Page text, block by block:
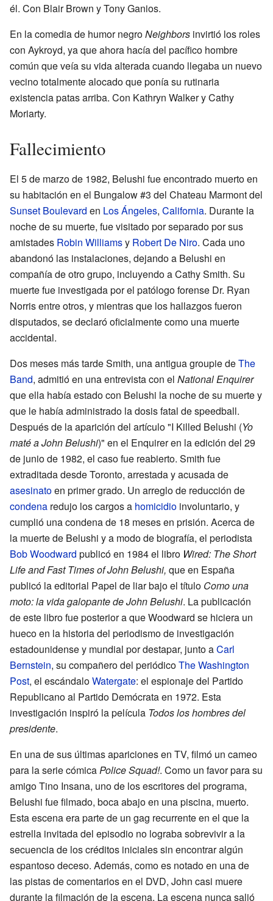
él. Con Blair Brown y Tony Ganios.
En la comedia de humor negroNeighbors invirtió los roles
con Aykroyd, ya que ahora hacía del pacífico hombre
común que veía su vida alterada cuando llegaba un nuevo
vecino totalmente alocado que ponía su rutinaria
existencia patas arriba. Con Kathryn Walker y Cathy
Moriarty.
Fallecimiento
El 5 de marzo de 1982, Belushi fue encontrado muerto en
su habitación en el Bungalow #3 del Chateau Marmont del
Sunset Boulevard en Los Ángeles, California. Durante la
noche de su muerte, fue visitado por separado por sus
amistades Robin Williamsy Robert De Niro. Cada uno
abandonó las instalaciones, dejando a Belushi en
compañía de otro grupo, incluyendo a Cathy Smith. Su
muerte fue investigada por el patólogo forense Dr. Ryan
Norris entre otros, y mientras que los hallazgos fueron
disputados, se declaró oficialmente como una muerte
accidental.
Dos meses más tarde Smith, una antigua groupie deThe
Band, admitió en una entrevista con el National Enquirer
que ella había estado con Belushi la noche de su muerte y
que le había administrado la dosis fatal de speedball.
Después de la aparición del artículo "I Killed Belushi (Yo
maté a John Belushi)" en el Enquirer en la edición del 29
de junio de 1982, el caso fue reabierto. Smith fue
extraditada desde Toronto, arrestada y acusada de
asesinatoen primer grado. Un arreglo de reducción de
condena redujo los cargos a homicidio involuntario, y
cumplió una condena de 18 meses en prisión. Acerca de
la muerte de Belushi y a modo de biografía, el periodista
Bob Woodward publicó en 1984 el libro Wired: The Short
Life and Fast Times of John Belushi, que en España
publicó la editorial Papel de liar bajo el título Como una
moto: la vida galopante de John Belushi. La publicación
de este libro fue posterior a que Woodward se hiciera un
hueco en la historia del periodismo de investigación
estadounidense y mundial por destapar, junto aCarl
Bernstein, su compañero del periódicoThe Washington
Post, el escándaloWatergate: el espionaje del Partido
Republicano al Partido Demócrata en 1972. Esta
investigación inspiró la película Todos los hombres del
presidente.
En una de sus últimas apariciones en TV, filmó un cameo
para la serie cómicaPolice Squad!. Como un favor para su
amigo Tino Insana, uno de los escritores del programa,
Belushi fue filmado, boca abajo en una piscina, muerto.
Esta escena era parte de un gag recurrente en el que la
estrella invitada del episodio no lograba sobrevivir a la
secuencia de los créditos iniciales sin encontrar algún
espantoso deceso. Además, como es notado en una de
las pistas de comentarios en el DVD, John casi muere
durante la filmación de la escena. La escena nunca salió